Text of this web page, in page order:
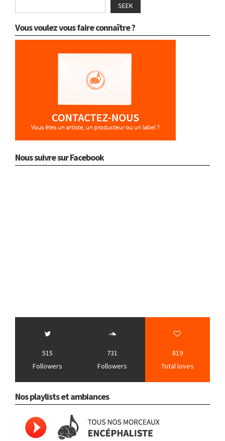
SEEK
Vous voulez vous faire connaître ?
Nous suivre sur Facebook
515
Followers
731
Followers
819
Total loves
Nos playlists et ambiances